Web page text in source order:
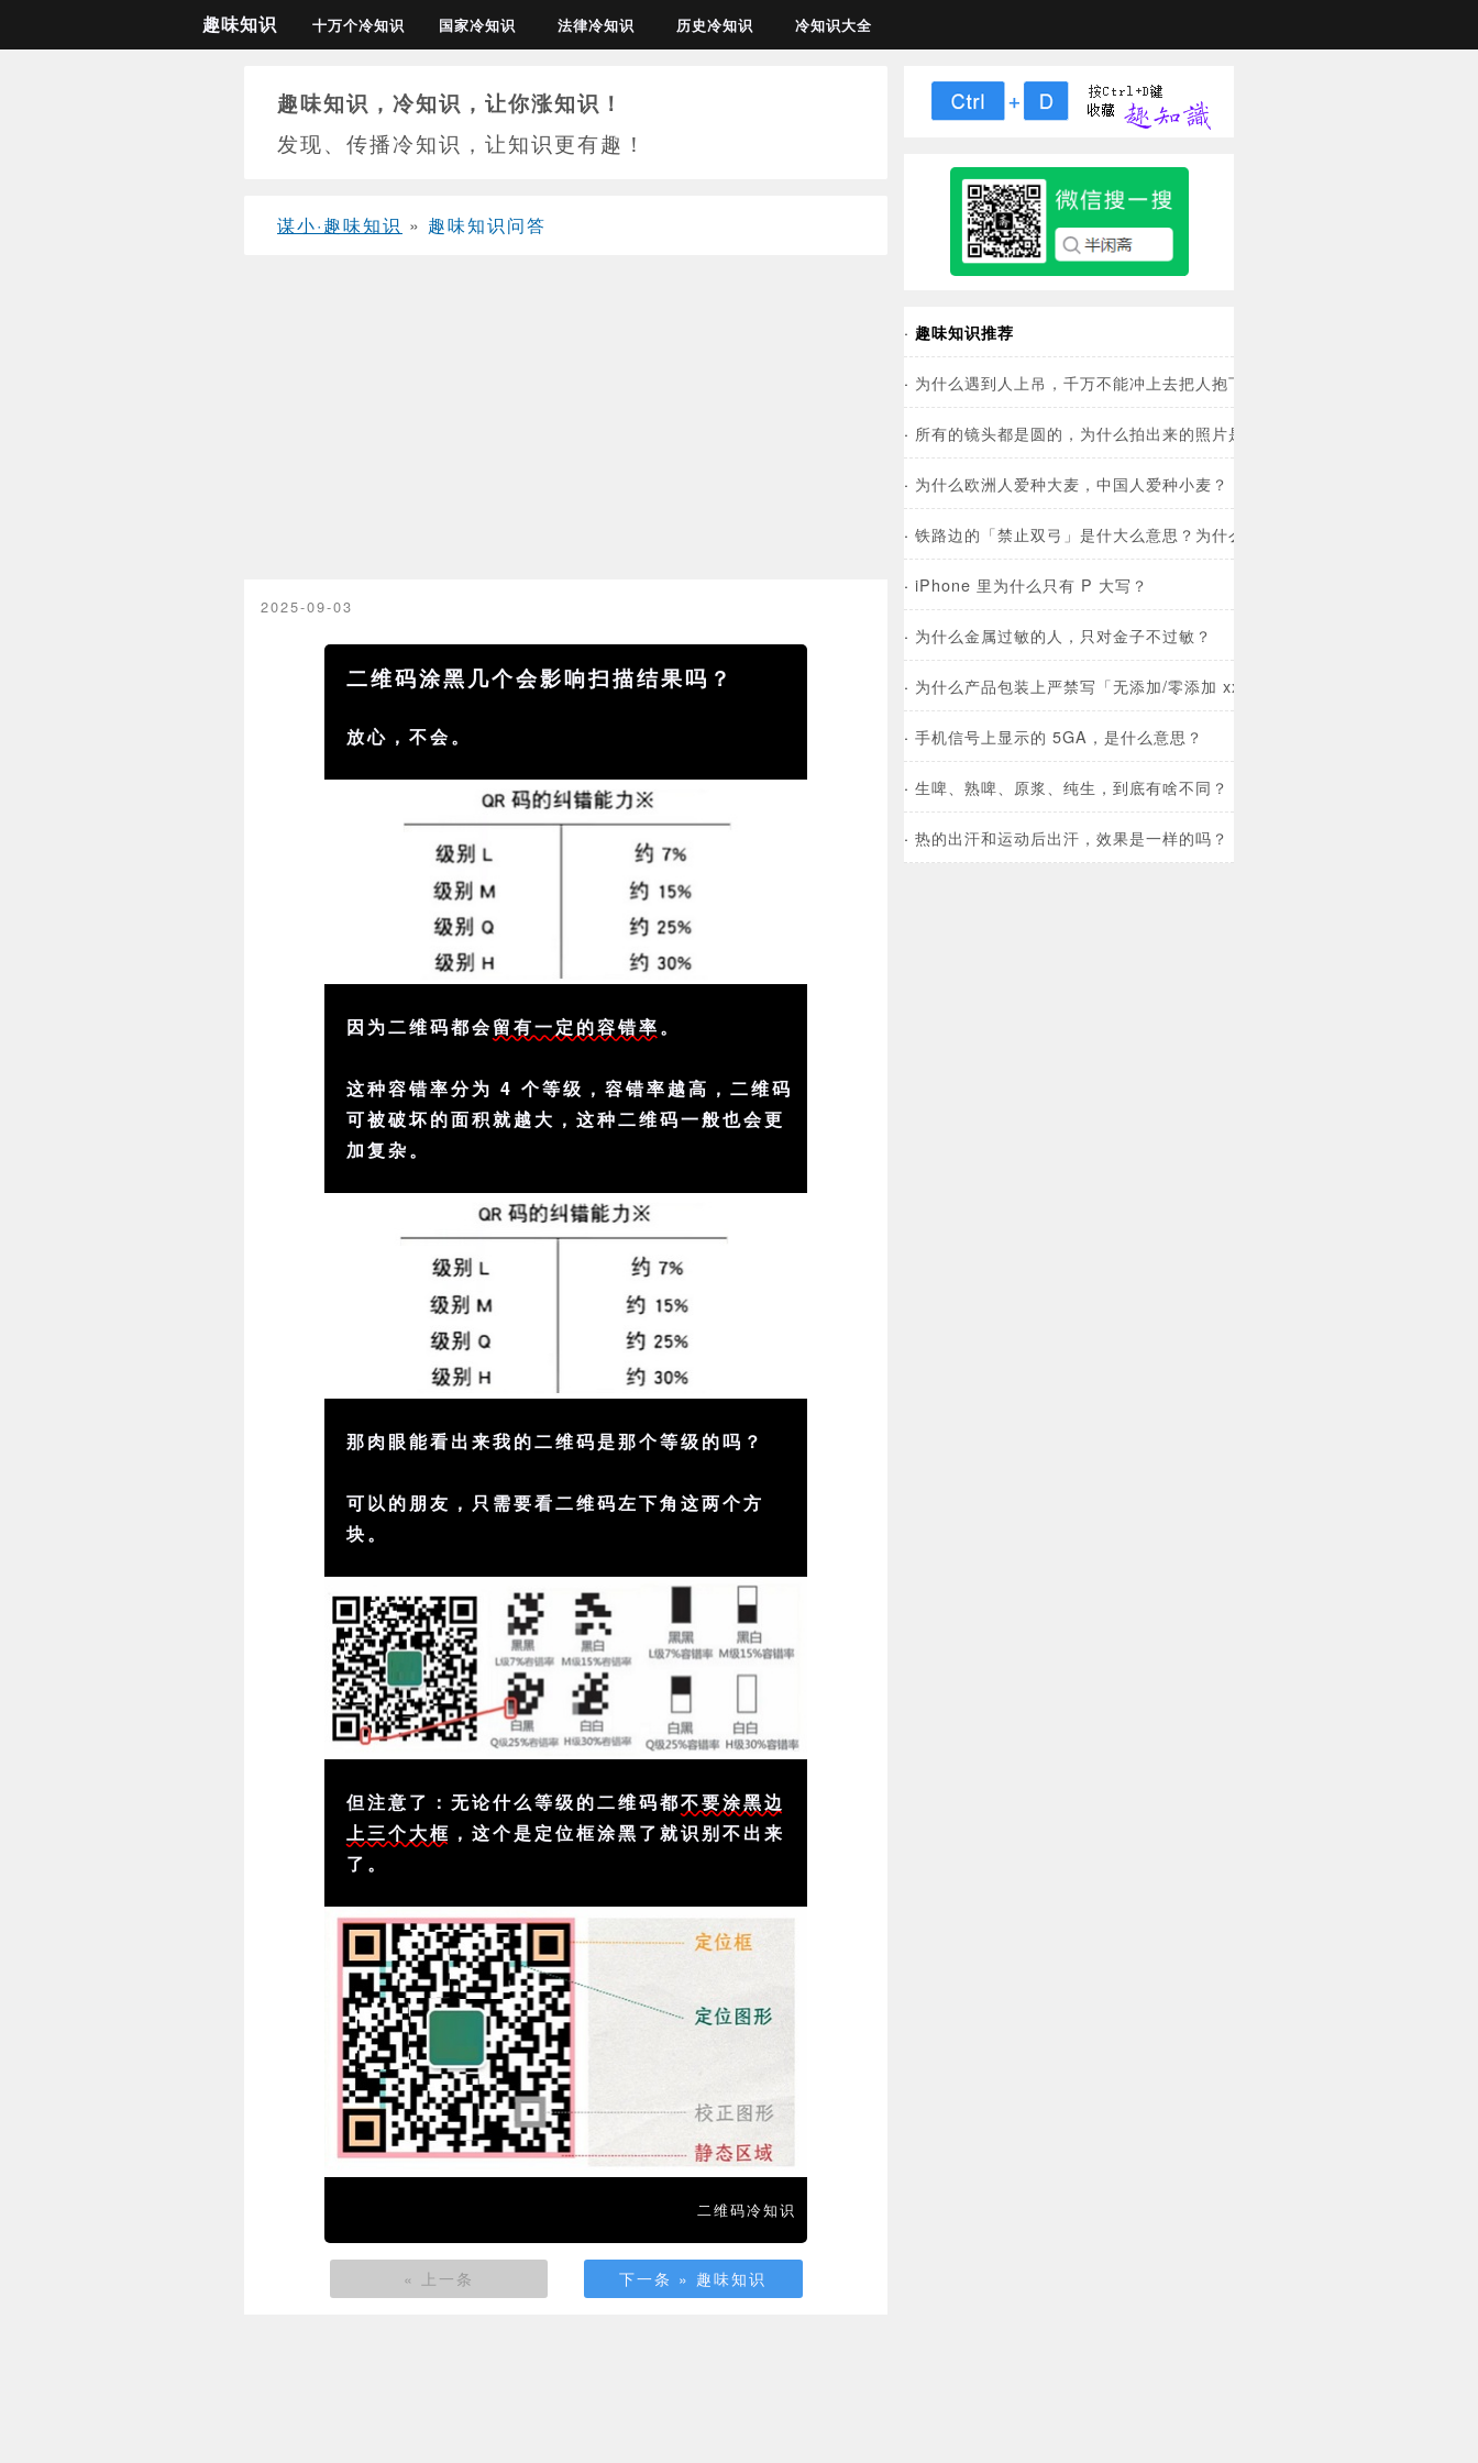
趣味知识 十万个冷知识 国家冷知识 法律冷知识 历史冷知识 冷知识大全
趣味知识，冷知识，让你涨知识！
发现、传播冷知识，让知识更有趣！
谋小·趣味知识 » 趣味知识问答
2025-09-03
二维码涂黑几个会影响扫描结果吗？
放心，不会。
因为二维码都会留有一定的容错率。
这种容错率分为 4 个等级，容错率越高，二维码
可被破坏的面积就越大，这种二维码一般也会更
加复杂。
那肉眼能看出来我的二维码是那个等级的吗？
可以的朋友，只需要看二维码左下角这两个方
块。
但注意了：无论什么等级的二维码都不要涂黑边
上三个大框 ，这个是定位框涂黑了就识别不出来
了。
二维码冷知识
« 上一条 下一条 » 趣味知识
· 趣味知识推荐
· 为什么遇到人上吊，千万不能冲上去把人抱下来？
· 所有的镜头都是圆的，为什么拍出来的照片是方的？
· 为什么欧洲人爱种大麦，中国人爱种小麦？
· 铁路边的「禁止双弓」是什大么意思？为什么要禁止？
· iPhone 里为什么只有 P 大写？
· 为什么金属过敏的人，只对金子不过敏？
· 为什么产品包装上严禁写「无添加/零添加 xx」，但「不含 xx」就可以？
· 手机信号上显示的 5GA，是什么意思？
· 生啤、熟啤、原浆、纯生，到底有啥不同？
· 热的出汗和运动后出汗，效果是一样的吗？